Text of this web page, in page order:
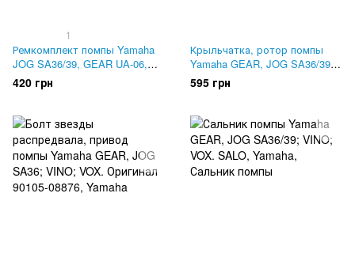
1
Ремкомплект помпы Yamaha
JOG SA36/39, GEAR UA-06,
VINO SA-26. Mototech
420 грн
Крыльчатка, ротор помпы
Yamaha GEAR, JOG SA36/39;
VINO; VOX. Оригинал 5ST-
E2450-01
595 грн